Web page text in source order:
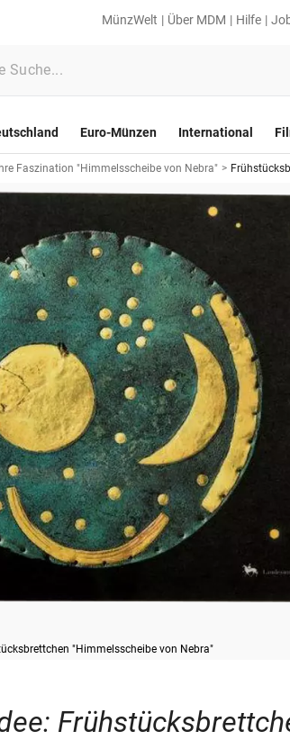
MünzWelt Über MDM Hilfe
Euro-Münzen International
Faszination "Himmelsscheibe von Nebra" >
"Himmelsscheibe von Nebra"